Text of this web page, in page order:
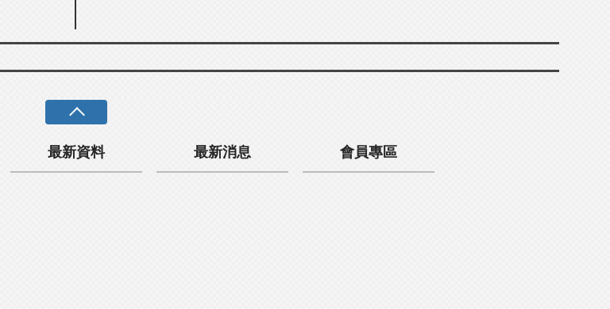
最新資料 最新消息 會員專區